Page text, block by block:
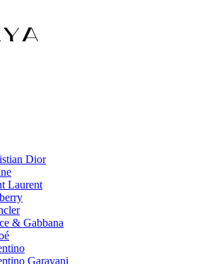
Dior
Laurent
& Gabbana
Garavani